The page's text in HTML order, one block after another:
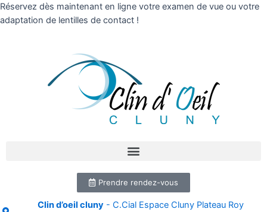
Réservez dès maintenant en ligne votre examen de vue ou votre
adaptation de lentilles de contact !
Prendre rendez-vous
Clin d’oeil cluny- C.Cial Espace Cluny Plateau Roy